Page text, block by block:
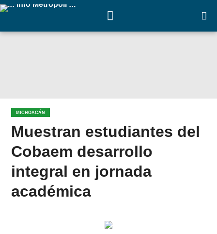
MICHOACÁN
Muestran estudiantes del
Cobaem desarrollo
integral en jornada
académica